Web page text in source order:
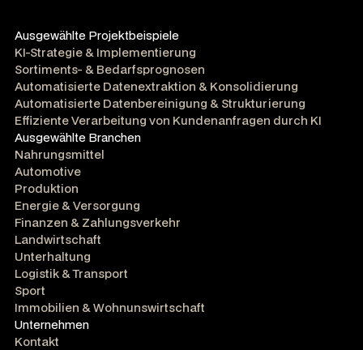
Ausgewählte Projektbeispiele
KI-Strategie & Implementierung
Sortiments- & Bedarfsprognosen
Automatisierte Datenextraktion & Konsolidierung
Automatisierte Datenbereinigung & Strukturierung
Effiziente Verarbeitung von Kundenanfragen durch KI
Ausgewählte Branchen
Nahrungsmittel
Automotive
Produktion
Energie & Versorgung
Finanzen & Zahlungsverkehr
Landwirtschaft
Unterhaltung
Logistik & Transport
Sport
Immobilien & Wohnunswirtschaft
Unternehmen
Kontakt